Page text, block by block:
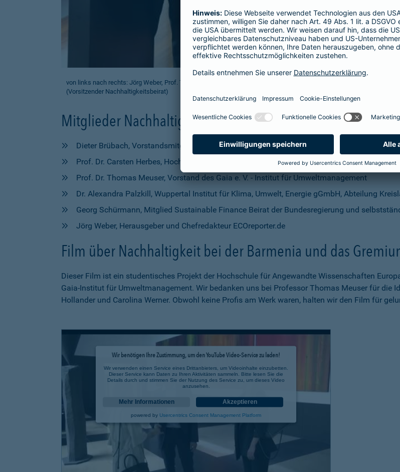
von links nach rechts: Jörg Weber, Prof. Thomas Meuser, Dr. Alexandra Palzkill, Prof. Carsten Herbes (stv.
(Vorsitzender Nachhaltigkeitsbeirat)
Mitglieder Nachhaltigkeitsbeirat
Dieter Brübach, Vorstandsmitglied bei B.A.U.M. e. V. (Vorsitzender Nachhaltigkeitsbeirat)
Prof. Dr. Carsten Herbes, Hochschule für Wirtschaft und Umwelt Nürtingen-Geislingen (stv.
Prof. Dr. Thomas Meuser, Vorstand des Gaia e. V. - Institut für Umweltmanagement
Dr. Alexandra Palzkill, Wuppertal Institut für Klima, Umwelt, Energie gGmbH, Abteilung
Georg Schürmann, Mitglied Sustainable Finance Beirat der Bundesregierung und
Jörg Weber, Herausgeber und Chefredakteur ECOreporter.de
Film über Nachhaltigkeit bei der Barmenia und das
Dieser Film ist ein studentisches Projekt der Hochschule für Angewandte Wissenschaften
Gaia-Institut für Umweltmanagement. Wir bedanken uns bei Professor Thomas Meuser für die
Hollander und Carolina Werner. Obwohl keine Profis am Werk waren, halten wir den Film für
Wir benötigen Ihre Zustimmung, um den YouTube Video-Service zu laden!
Wir verwenden einen Service eines Drittanbieters, um Videoinhalte einzubetten.
Dieser Service kann Daten zu Ihren Aktivitäten sammeln. Bitte lesen Sie die
Details durch und stimmen Sie der Nutzung des Service zu, um dieses Video
anzusehen.
Mehr Informationen Akzeptieren
powered by Usercentrics Consent Management Platform